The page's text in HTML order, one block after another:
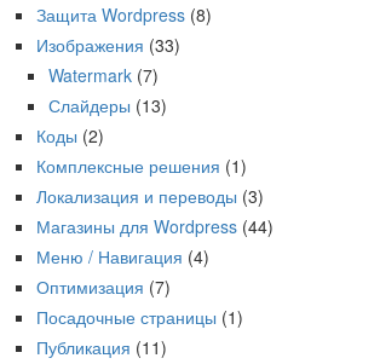
Защита Wordpress (8)
Изображения (33)
Watermark (7)
Слайдеры (13)
Коды (2)
Комплексные решения (1)
Локализация и переводы (3)
Магазины для Wordpress (44)
Меню / Навигация (4)
Оптимизация (7)
Посадочные страницы (1)
Публикация (11)